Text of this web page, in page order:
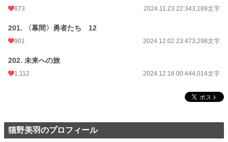
873 2024.11.23 22:343,189文字
201. 〈幕間〉勇者たち 12
901 2024.12.02 23:473,298文字
202. 未来への旅
1,112 2024.12.16 00:444,014文字
猫野美羽のプロフィール